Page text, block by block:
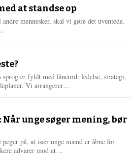
e
r
e
at standse op
mennesker, skal vi gøre det uventede.
e
r
e
er fyldt med låneord: ledelse, strategi,
Vi arrangerer…
e
Når unge søger mening, bør
peger på, at især unge mænd er åbne for
advarer mod at…